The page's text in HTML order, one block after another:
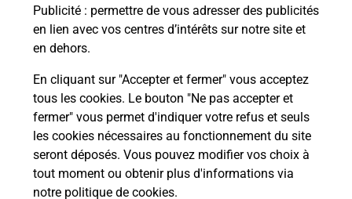
Publicité : permettre de vous adresser des publicités
en lien avec vos centres d’intérêts sur notre site et
en dehors.
En cliquant sur "Accepter et fermer" vous acceptez
tous les cookies. Le bouton "Ne pas accepter et
fermer" vous permet d'indiquer votre refus et seuls
les cookies nécessaires au fonctionnement du site
seront déposés. Vous pouvez modifier vos choix à
tout moment ou obtenir plus d'informations via
notre politique de cookies.
ANTHY SUR LEMAN
CONSIGNE BUT ANTHY SUR LEMAN